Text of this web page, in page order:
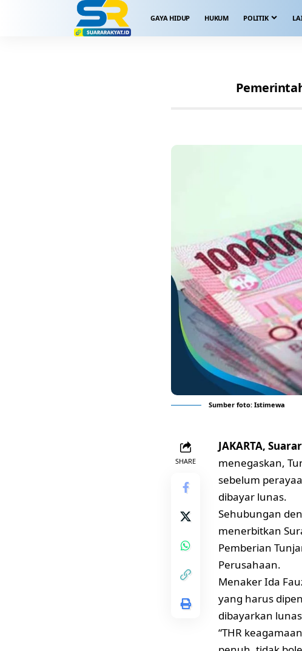
GAYA HIDUP HUKUM POLITIK
Sumber foto: Istimewa
SHARE
JAKARTA,
menegaskan,
sebelum
dibayar lunas.
Sehubungan
menerbitkan
Pemberian
Perusahaan.
Menaker Ida
yang harus
dibayarkan
“THR